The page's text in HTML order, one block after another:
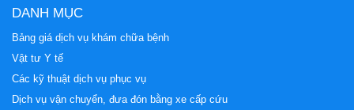
DANH MỤC
Bảng giá dịch vụ khám chữa bệnh
Vật tư Y tế
Các kỹ thuật dịch vụ phục vụ
Dịch vụ vận chuyển, đưa đón bằng xe cấp cứu